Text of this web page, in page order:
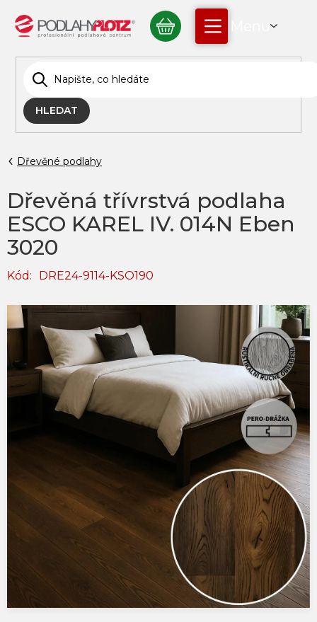
obsah
HLEDAT
NÁKUPNÍ
KOŠÍK
Dřevěné podlahy
Dřevěná třívrstvá podlaha
ESCO KAREL IV. 014N Eben
3020
Kód: DRE24-9114-KSO190